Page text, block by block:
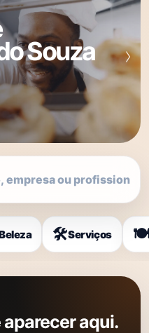
›
🛠️Serviços 🍽️
aqui.